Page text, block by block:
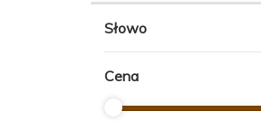
Słowo
Cena